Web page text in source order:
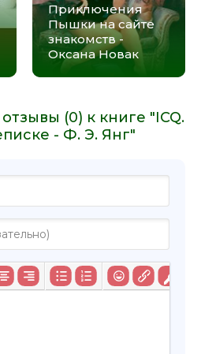
Приключения
Пышки на сайте
знакомств -
Оксана Новак
(0) к книге "ICQ.
- Ф. Э. Янг"